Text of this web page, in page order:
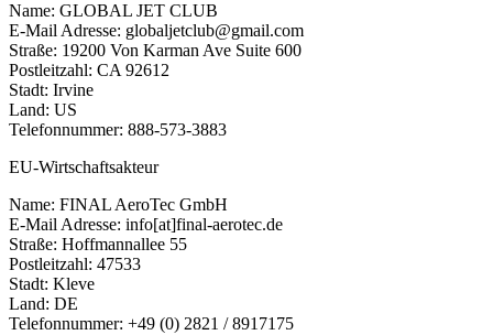
Name: GLOBAL JET CLUB
E-Mail Adresse: globaljetclub@gmail.com
Straße: 19200 Von Karman Ave Suite 600
Postleitzahl: CA 92612
Stadt: Irvine
Land: US
Telefonnummer: 888-573-3883
EU-Wirtschaftsakteur
Name: FINAL AeroTec GmbH
E-Mail Adresse: info[at]final-aerotec.de
Straße: Hoffmannallee 55
Postleitzahl: 47533
Stadt: Kleve
Land: DE
Telefonnummer: +49 (0) 2821 / 8917175